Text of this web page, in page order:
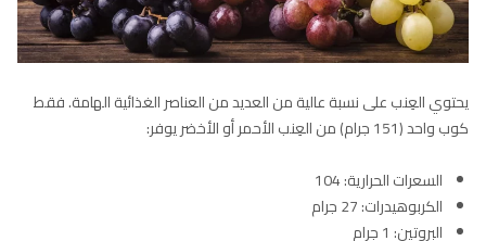
يحتوي العِنب على نسبة عالية من العديد من العناصر الغذائية الهامة. فقط
كوب واحد (151 جرام) من العِنب الأحمر أو الأخضر يوفر:
السعرات الحرارية: 104
الكربوهيدرات: 27 جرام
البروتين: 1 جرام